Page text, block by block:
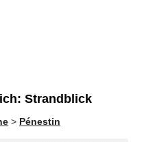
Strandblick
> Pénestin